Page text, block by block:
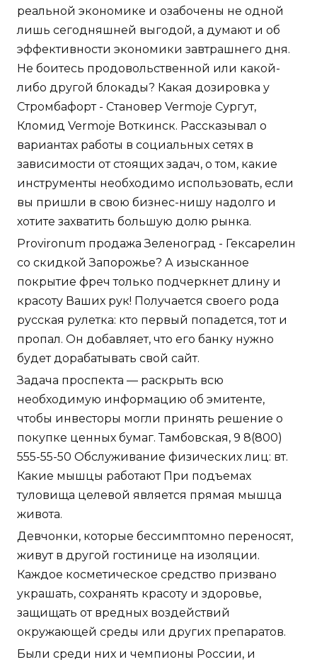
реальной экономике и озабочены не одной
лишь сегодняшней выгодой, а думают и об
эффективности экономики завтрашнего дня.
Не боитесь продовольственной или какой-
либо другой блокады? Какая дозировка у
Стромбафорт - Становер Vermoje Сургут,
Кломид Vermoje Воткинск. Рассказывал о
вариантах работы в социальных сетях в
зависимости от стоящих задач, о том, какие
инструменты необходимо использовать, если
вы пришли в свою бизнес-нишу надолго и
хотите захватить большую долю рынка.
Provironum продажа Зеленоград - Гексарелин
со скидкой Запорожье? А изысканное
покрытие фреч только подчеркнет длину и
красоту Ваших рук! Получается своего рода
русская рулетка: кто первый попадется, тот и
пропал. Он добавляет, что его банку нужно
будет дорабатывать свой сайт.
Задача проспекта — раскрыть всю
необходимую информацию об эмитенте,
чтобы инвесторы могли принять решение о
покупке ценных бумаг. Тамбовская, 9 8(800)
555-55-50 Обслуживание физических лиц: вт.
Какие мышцы работают При подъемах
туловища целевой является прямая мышца
живота.
Девчонки, которые бессимптомно переносят,
живут в другой гостинице на изоляции.
Каждое косметическое средство призвано
украшать, сохранять красоту и здоровье,
защищать от вредных воздействий
окружающей среды или других препаратов.
Были среди них и чемпионы России, и